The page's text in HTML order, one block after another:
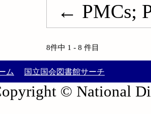
← PMCs;
8件中 1 - 8 件目
ム 国立国会図書館サーチ
© National